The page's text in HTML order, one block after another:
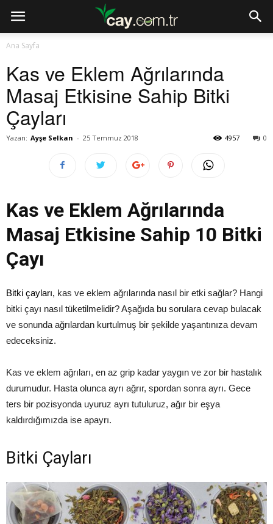
Ana Sayfa
Kas ve Eklem Ağrılarında
Masaj Etkisine Sahip Bitki
Çayları
Yazan: Ayşe Selkan - 25 Temmuz 2018 0
4957
Kas ve Eklem Ağrılarında
Masaj Etkisine Sahip 10 Bitki
Çayı
Bitki çayları, kas ve eklem ağrılarında nasıl bir etki sağlar? Hangi
bitki çayı nasıl tüketilmelidir? Aşağıda bu sorulara cevap bulacak
ve sonunda ağrılardan kurtulmuş bir şekilde yaşantınıza devam
edeceksiniz.
Kas ve eklem ağrıları, en az grip kadar yaygın ve zor bir hastalık
durumudur. Hasta olunca ayrı ağrır, spordan sonra ayrı. Gece
ters bir pozisyonda uyuruz ayrı tutuluruz, ağır bir eşya
kaldırdığımızda ise apayrı.
Bitki Çayları